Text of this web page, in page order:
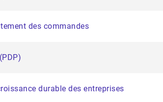
des commandes
durable des entreprises